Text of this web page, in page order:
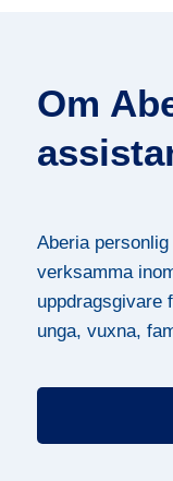
Om
Aberia
verksamma
uppdragsgivare
unga, vuxna,